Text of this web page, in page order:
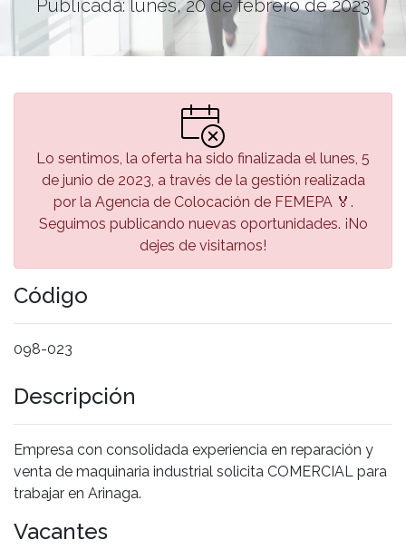
Publicada: lunes, 20 de febrero de 2023
Lo sentimos, la oferta ha sido finalizada el lunes, 5
de junio de 2023, a través de la gestión realizada
por la Agencia de Colocación de FEMEPA 🏅.
Seguimos publicando nuevas oportunidades. ¡No
dejes de visitarnos!
Código
098-023
Descripción
Empresa con consolidada experiencia en reparación y
venta de maquinaria industrial solicita COMERCIAL para
trabajar en Arinaga.
Vacantes